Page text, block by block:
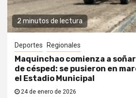
2 minutos de lectura
Deportes Regionales
Maquinchao comienza a
de césped: se pusieron en
el Estadio Municipal
24 de enero de 2026